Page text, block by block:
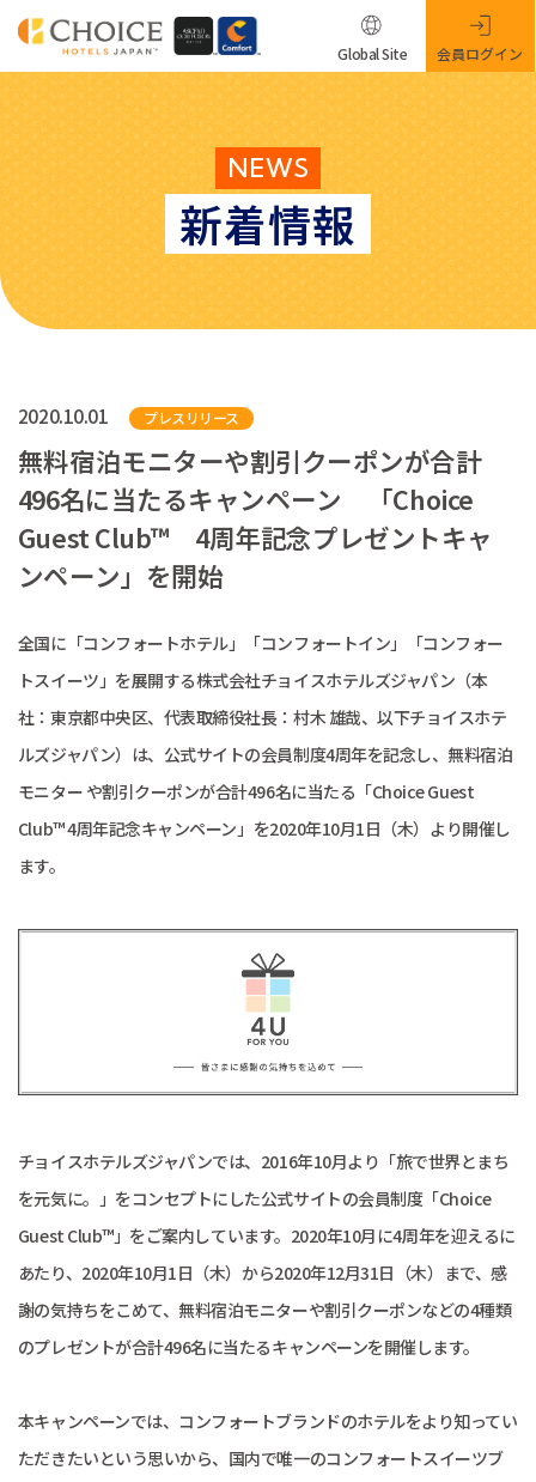
NEWS
新着情報
Global Site 会員ログイン
2020.10.01 プレスリリース
無料宿泊モニターや割引クーポンが合計
496名に当たるキャンペーン 「Choice
Guest Club™ 4周年記念プレゼントキャ
ンペーン」を開始
全国に「コンフォートホテル」「コンフォートイン」「コンフォー
トスイーツ」を展開する株式会社チョイスホテルズジャパン（本
社：東京都中央区、代表取締役社長：村木 雄哉、以下チョイスホテ
ルズジャパン）は、公式サイトの会員制度4周年を記念し、無料宿泊
モニター や割引クーポンが合計496名に当たる「Choice Guest
Club™ 4周年記念キャンペーン」を2020年10月1日（木）より開催し
ます。
チョイスホテルズジャパンでは、2016年10月より「旅で世界とまち
を元気に。」をコンセプトにした公式サイトの会員制度「Choice
Guest Club™」をご案内しています。2020年10月に4周年を迎えるに
あたり、2020年10月1日（木）から2020年12月31日（木）まで、感
謝の気持ちをこめて、無料宿泊モニターや割引クーポンなどの4種類
のプレゼントが合計496名に当たるキャンペーンを開催します。
本キャンペーンでは、コンフォートブランドのホテルをより知ってい
ただきたいという思いから、国内で唯一のコンフォートスイーツブ